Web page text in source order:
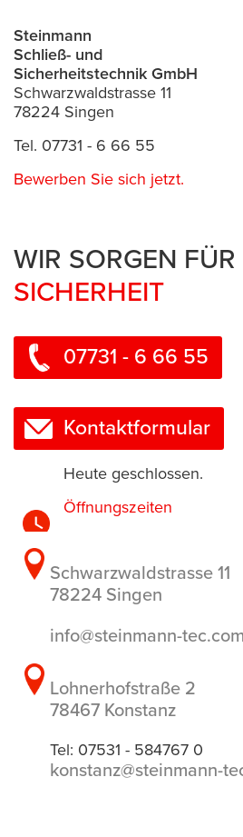
WIR SORGEN FÜR
SICHERHEIT
07731 - 6 66 55
Kontaktformular
Heute geschlossen.
Öffnungszeiten
Schwarzwaldstrasse 11
78224 Singen
info@steinmann-tec.com
Lohnerhofstraße 2
78467 Konstanz
Tel: 07531 - 584767 0
konstanz@steinmann-
Steinmann
Schließ- und
Sicherheitstechnik GmbH
Schwarzwaldstrasse 11
78224 Singen
Tel. 07731 - 6 66 55
Bewerben Sie sich jetzt.